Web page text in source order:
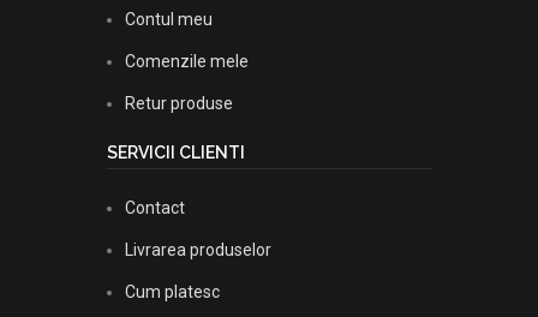
Contul meu
Comenzile mele
Retur produse
SERVICII CLIENTI
Contact
Livrarea produselor
Cum platesc